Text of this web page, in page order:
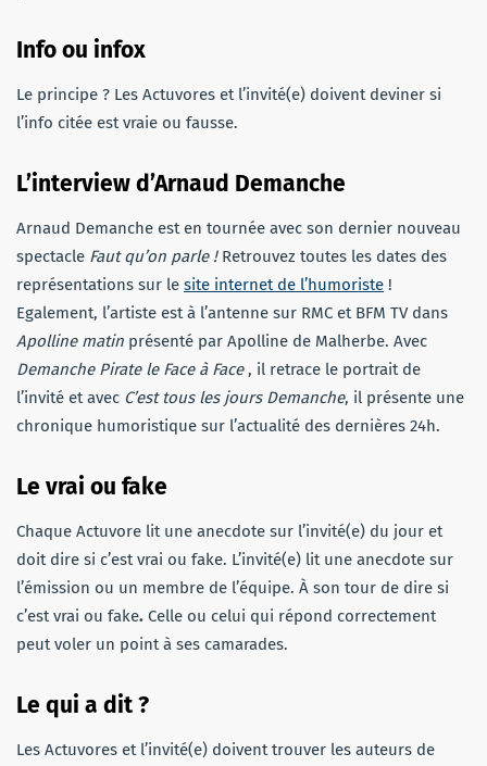
Info ou infox
Le principe ? Les Actuvores et l’invité(e) doivent deviner si
l’info citée est vraie ou fausse.
L’interviewd’Arnaud Demanche
Arnaud Demanche est en tournée avec son dernier nouveau
spectacle Faut qu’on parle ! Retrouvez toutes les dates des
représentations sur le site internet de l’humoriste !
Egalement, l’artiste est à l’antenne sur RMC et BFM TV dans
Apolline matin présenté par Apolline de Malherbe. Avec
Demanche Pirate le Face à Face, il retrace le portrait de
l’invité et avec C’est tous les jours Demanche, il présente une
chronique humoristique sur l’actualité des dernières 24h.
Le vrai ou fake
Chaque Actuvore lit une anecdote sur l’invité(e) du jour et
doit dire si c’est vrai ou fake. L’invité(e) lit une anecdote sur
l’émission ou un membre de l’équipe. À son tour de dire si
c’est vrai ou fake. Celle ou celui qui répond correctement
peut voler un point à ses camarades.
Le qui a dit ?
Les Actuvores et l’invité(e) doivent trouver les auteurs de